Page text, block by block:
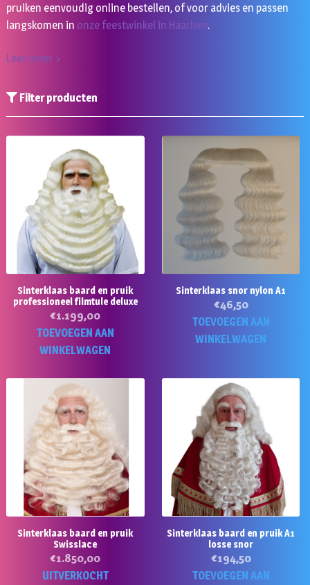
pruiken eenvoudig online bestellen, of voor advies en passen
langskomen in onze feestwinkel in Haarlem.
Lees meer >
Filter producten
Sinterklaas baard en pruik
professioneel filmtule deluxe
€1.199,00
TOEVOEGEN AAN
WINKELWAGEN
Sinterklaas snor nylon A1
€46,50
TOEVOEGEN AAN
WINKELWAGEN
Sinterklaas baard en pruik
Swisslace
€1.850,00
UITVERKOCHT
Sinterklaas baard en pruik A1
losse snor
€194,50
TOEVOEGEN AAN